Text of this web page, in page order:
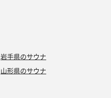
岩手県のサウナ
山形県のサウナ